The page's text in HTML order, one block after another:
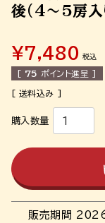
後（4～5房入
¥7,480 税込
[ 75 ポイント進呈 ]
販売期間